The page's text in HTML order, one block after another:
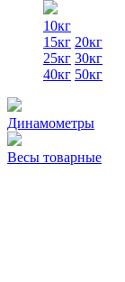
10кг
15кг 20кг
25кг 30кг
40кг 50кг
Динамометры
Весы товарные